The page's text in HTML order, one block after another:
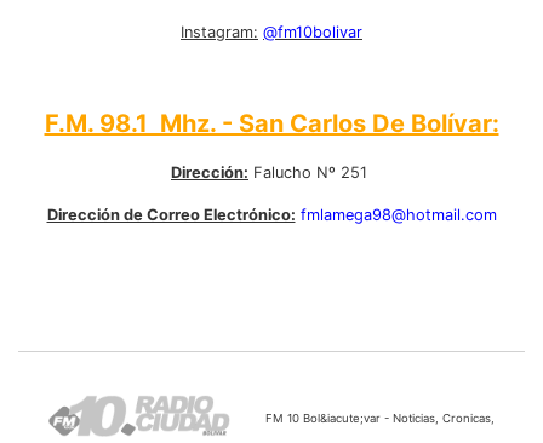
Instagram: @fm10bolivar
F.M. 98.1 Mhz. - San Carlos De Bolívar:
Dirección: Falucho Nº 251
Dirección de Correo Electrónico: fmlamega98@hotmail.com
FM 10 Bol&iacute;var - Noticias, Cronicas,